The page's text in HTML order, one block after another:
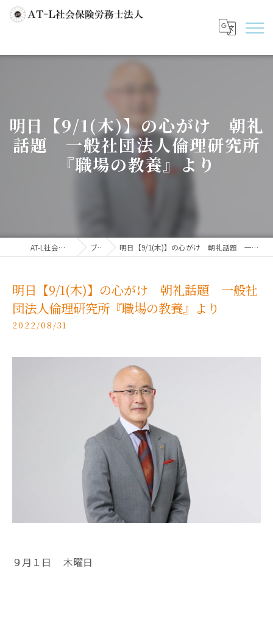
明日【9/1(木)】の心がけ 朝礼
話題 一般社団法人倫理研究所
『職場の教養』より
AT-L社会保険労務士法人 ブログ 明日【9/1(木)】の心がけ 朝礼話題 一般社団法人倫理研究所『職場の教養』より
明日【9/1(木)】の心がけ 朝礼話題 一般社
団法人倫理研究所『職場の教養』より
2022/08/31
９月１日 木曜日